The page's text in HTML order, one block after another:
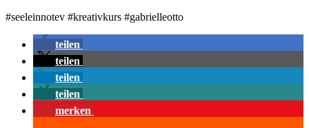
#seeleinnotev #kreativkurs #gabrielleotto
teilen
teilen
teilen
teilen
merken